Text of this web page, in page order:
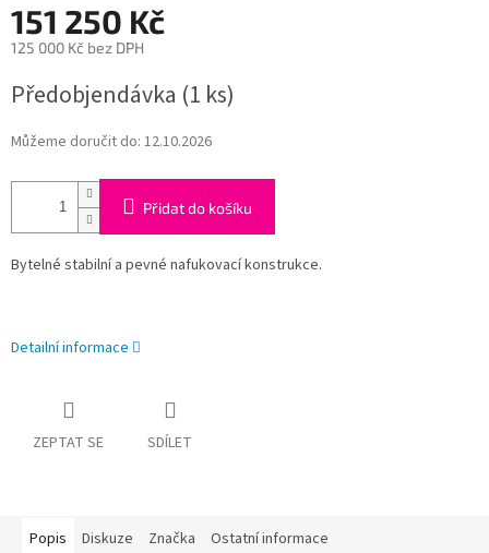
151 250 Kč
125 000 Kč bez DPH
cena:
Předobjendávka (1 ks)
Můžeme doručit do: 12.10.2026
Přidat do košíku
Bytelné stabilní a pevné nafukovací konstrukce.
Detailní informace
ZEPTAT SE SDÍLET
Popis Diskuze Značka Ostatní informace